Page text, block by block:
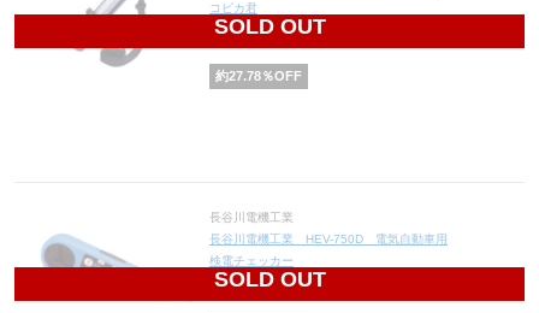
SOLD OUT
コピカ君
13,000
約27.78％OFF
SOLD OUT
長谷川電機工業
長谷川電機工業 HEV-750D 電気自動車用
検電チェッカー
6,500